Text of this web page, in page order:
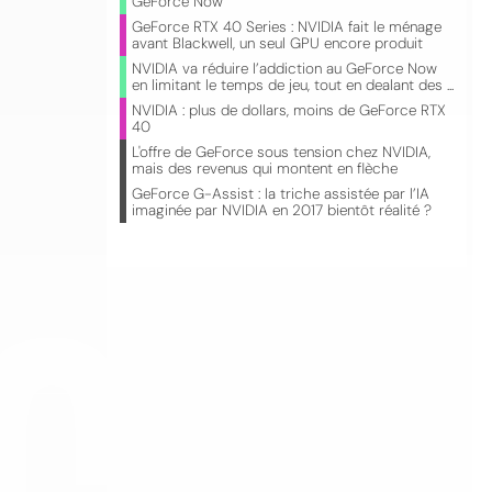
GeForce RTX 40 Series : NVIDIA fait le ménage
avant Blackwell, un seul GPU encore produit
NVIDIA va réduire l’addiction au GeForce Now
en limitant le temps de jeu, tout en dealant des ...
NVIDIA : plus de dollars, moins de GeForce RTX
40
L'offre de GeForce sous tension chez NVIDIA,
mais des revenus qui montent en flèche
GeForce G-Assist : la triche assistée par l’IA
imaginée par NVIDIA en 2017 bientôt réalité ?